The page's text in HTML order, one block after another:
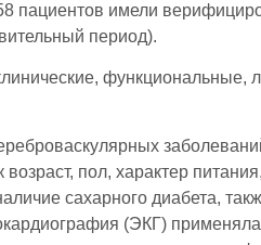
пациентов имели
период).
функциональные,
пол, характер
сахарного диабета,
(ЭКГ)